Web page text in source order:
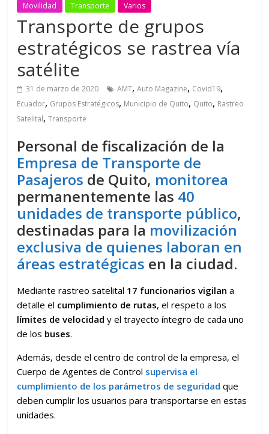
Movilidad Transporte Varios
Transporte de grupos
estratégicos se rastrea vía
satélite
31 de marzo de 2020 AMT,Auto Magazine, Covid19,
Ecuador, Grupos Estratégicos, Municipio de Quito, Quito, Rastreo
Satelital,Transporte
Personal de fiscalización de la
Empresa de Transporte de
Pasajeros de Quito, monitorea
permanentemente las 40
unidades de transporte público,
destinadas para la movilización
exclusiva de quienes laboran en
áreas estratégicas en la ciudad.
Mediante rastreo satelital 17 funcionarios vigilan a
detalle el cumplimiento de rutas, el respeto a los
límites de velocidad y el trayecto íntegro de cada uno
de los buses.
Además, desde el centro de control de la empresa, el
Cuerpo de Agentes de Control supervisa el
cumplimiento de los parámetros de seguridad que
deben cumplir los usuarios para transportarse en estas
unidades.